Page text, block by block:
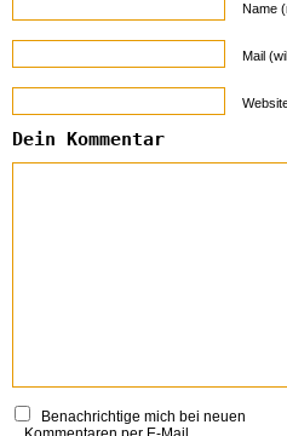
Name
Mail
Dein Kommentar
Benachrichtige mich bei neuen